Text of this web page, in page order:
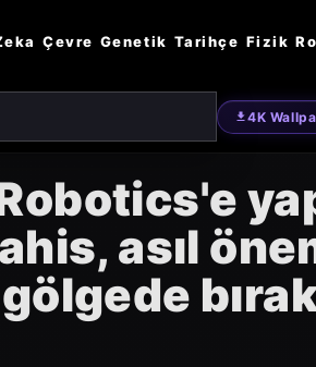
Çevre Genetik Tarihçe Fizik
4K
asıl